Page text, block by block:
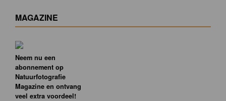
MAGAZINE
Neem nu een
abonnement op
Natuurfotografie
Magazine en ontvang
veel extra voordeel!